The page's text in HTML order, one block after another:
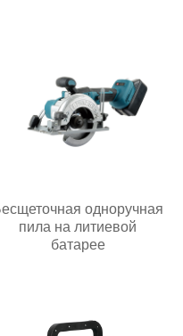
одноручная
пила на литиевой
батарее